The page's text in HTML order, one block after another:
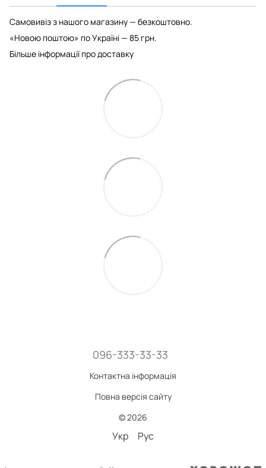
Самовивіз з нашого магазину — безкоштовно.
«Новою поштою» по Україні — 85 грн.
Більше інформації про доставку
096-333-33-33
Контактна інформація
Повна версія сайту
© 2026
Укр Рус